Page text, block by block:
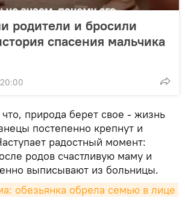
родители и бросили
спасения мальчика
20:00
природа берет свое - жизнь
постепенно крепнут и
радостный момент:
родов счастливую маму и
выписывают из больницы.
обезьянка обрела семью в лице